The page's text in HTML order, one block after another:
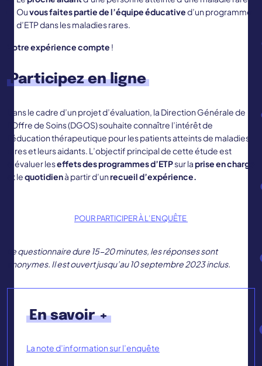
Ouvous faites partie de l’équipe éducatived’un programme
d’ETP dans les maladies rares.
Votre expérience compte !
Participez en ligne
Dans le cadre d’un projet d’évaluation, la Direction Générale de
l’Offre de Soins (DGOS) souhaite connaître l’intérêt de
l’éducation thérapeutique pour les patients atteints de maladies
rares et leurs aidants. L’objectif principal de cette étude est
d’évaluer leseffets des programmes d’ETPsur laprise en charge
et lequotidienà partir d’unrecueil d’expérience.
POUR PARTICIPER À L’ENQUÊTE
Le questionnaire dure 15-20 minutes, les réponses sont
anonymes. Il est ouvert jusqu’au 10 septembre 2023 inclus.
En savoir +
La note d’information sur l’enquête